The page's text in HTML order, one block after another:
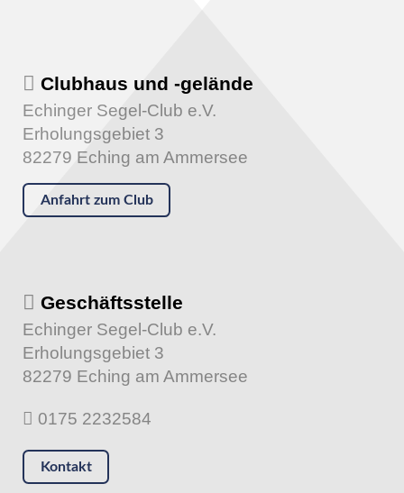
Clubhaus und -gelände
Echinger Segel-Club e.V.
Erholungsgebiet 3
82279 Eching am Ammersee
Anfahrt zum Club
Geschäftsstelle
Echinger Segel-Club e.V.
Erholungsgebiet 3
82279 Eching am Ammersee
0175 2232584
Kontakt